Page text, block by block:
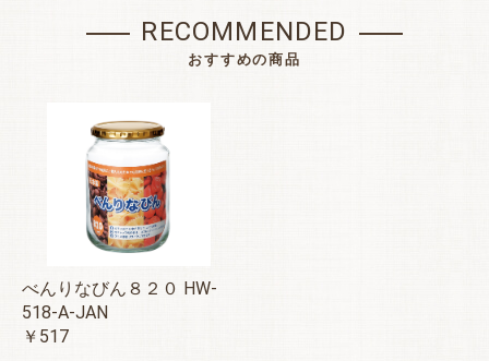
RECOMMENDED
おすすめの商品
べんりなびん８２０ HW-
518-A-JAN
￥517